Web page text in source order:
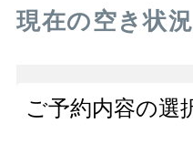
現在の空き状況